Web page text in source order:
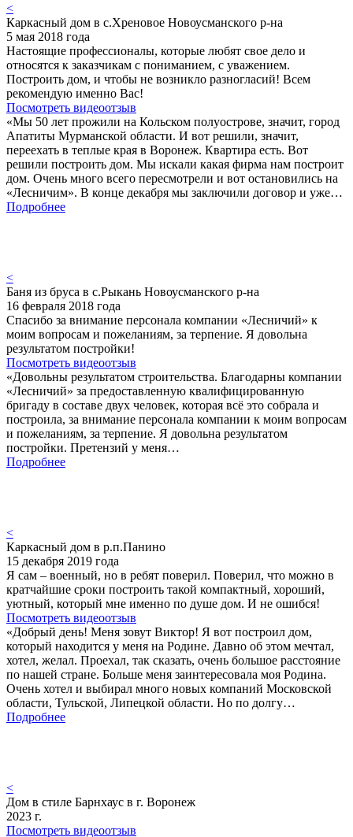
<
Каркасный дом в с.Хреновое Новоусманского р-на
5 мая 2018 года
Настоящие профессионалы, которые любят свое дело и
относятся к заказчикам с пониманием, с уважением.
Построить дом, и чтобы не возникло разногласий! Всем
рекомендую именно Вас!
Посмотреть видеоотзыв
«Мы 50 лет прожили на Кольском полуострове, значит, город
Апатиты Мурманской области. И вот решили, значит,
переехать в теплые края в Воронеж. Квартира есть. Вот
решили построить дом. Мы искали какая фирма нам построит
дом. Очень много всего пересмотрели и вот остановились на
«Лесничим». В конце декабря мы заключили договор и уже…
Подробнее
<
Баня из бруса в с.Рыкань Новоусманского р-на
16 февраля 2018 года
Спасибо за внимание персонала компании «Лесничий» к
моим вопросам и пожеланиям, за терпение. Я довольна
результатом постройки!
Посмотреть видеоотзыв
«Довольны результатом строительства. Благодарны компании
«Лесничий» за предоставленную квалифицированную
бригаду в составе двух человек, которая всё это собрала и
построила, за внимание персонала компании к моим вопросам
и пожеланиям, за терпение. Я довольна результатом
постройки. Претензий у меня…
Подробнее
<
Каркасный дом в р.п.Панино
15 декабря 2019 года
Я сам – военный, но в ребят поверил. Поверил, что можно в
кратчайшие сроки построить такой компактный, хороший,
уютный, который мне именно по душе дом. И не ошибся!
Посмотреть видеоотзыв
«Добрый день! Меня зовут Виктор! Я вот построил дом,
который находится у меня на Родине. Давно об этом мечтал,
хотел, желал. Проехал, так сказать, очень большое расстояние
по нашей стране. Больше меня заинтересовала моя Родина.
Очень хотел и выбирал много новых компаний Московской
области, Тульской, Липецкой области. Но по долгу…
Подробнее
<
Дом в стиле Барнхаус в г. Воронеж
2023 г.
Посмотреть видеоотзыв